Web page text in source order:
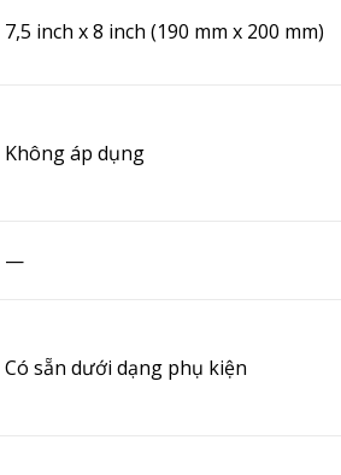
7,5 inch x 8 inch (190 mm x 200 mm)
Không áp dụng
—
Có sẵn dưới dạng phụ kiện